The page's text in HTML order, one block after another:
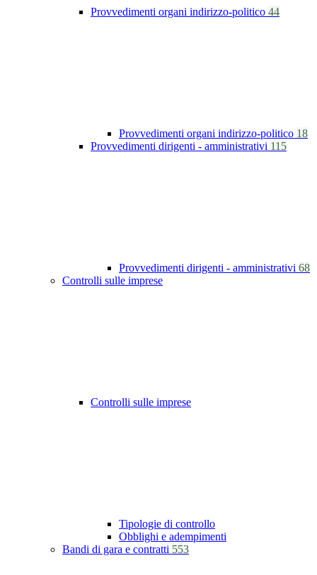
Provvedimenti organi indirizzo-politico 44
Provvedimenti organi indirizzo-politico 18
Provvedimenti dirigenti - amministrativi 115
Provvedimenti dirigenti - amministrativi 68
Controlli sulle imprese
Controlli sulle imprese
Tipologie di controllo
Obblighi e adempimenti
Bandi di gara e contratti 553